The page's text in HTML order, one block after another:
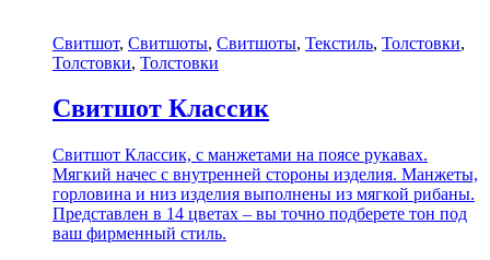
Свитшот, Свитшоты, Свитшоты, Текстиль, Толстовки,
Толстовки, Толстовки
Свитшот Классик
Свитшот Классик, с манжетами на поясе рукавах.
Мягкий начес с внутренней стороны изделия. Манжеты,
горловина и низ изделия выполнены из мягкой рибаны.
Представлен в 14 цветах – вы точно подберете тон под
ваш фирменный стиль.